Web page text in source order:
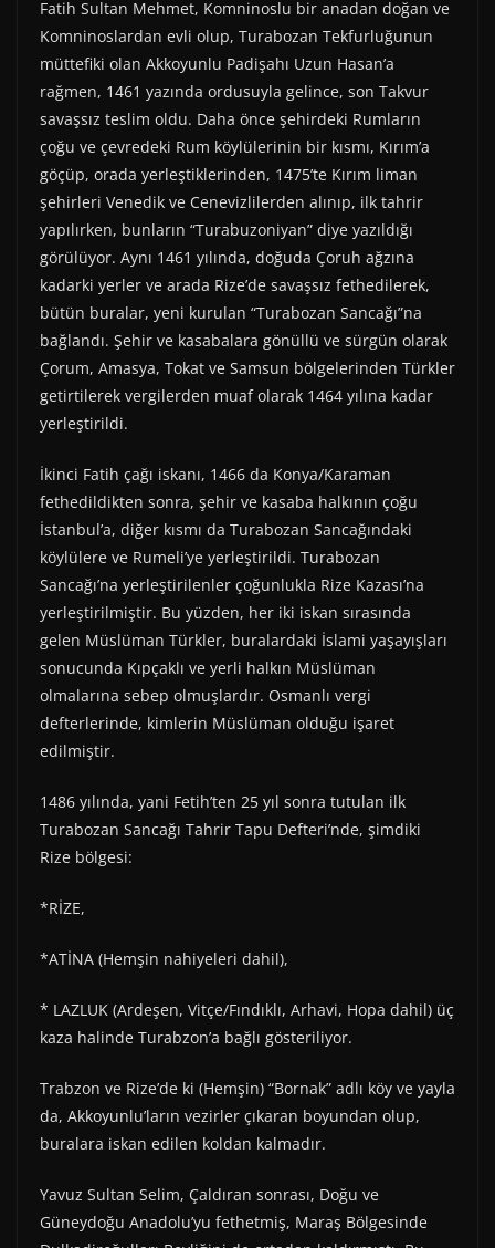
Fatih Sultan Mehmet, Komninoslu bir anadan doğan ve
Komninoslardan evli olup, Turabozan Tekfurluğunun
müttefiki olan Akkoyunlu Padişahı Uzun Hasan’a
rağmen, 1461 yazında ordusuyla gelince, son Takvur
savaşsız teslim oldu. Daha önce şehirdeki Rumların
çoğu ve çevredeki Rum köylülerinin bir kısmı, Kırım’a
göçüp, orada yerleştiklerinden, 1475’te Kırım liman
şehirleri Venedik ve Cenevizlilerden alınıp, ilk tahrir
yapılırken, bunların “Turabuzoniyan” diye yazıldığı
görülüyor. Aynı 1461 yılında, doğuda Çoruh ağzına
kadarki yerler ve arada Rize’de savaşsız fethedilerek,
bütün buralar, yeni kurulan “Turabozan Sancağı”na
bağlandı. Şehir ve kasabalara gönüllü ve sürgün olarak
Çorum, Amasya, Tokat ve Samsun bölgelerinden Türkler
getirtilerek vergilerden muaf olarak 1464 yılına kadar
yerleştirildi.
İkinci Fatih çağı iskanı, 1466 da Konya/Karaman
fethedildikten sonra, şehir ve kasaba halkının çoğu
İstanbul’a, diğer kısmı da Turabozan Sancağındaki
köylülere ve Rumeli’ye yerleştirildi. Turabozan
Sancağı’na yerleştirilenler çoğunlukla Rize Kazası’na
yerleştirilmiştir. Bu yüzden, her iki iskan sırasında
gelen Müslüman Türkler, buralardaki İslami yaşayışları
sonucunda Kıpçaklı ve yerli halkın Müslüman
olmalarına sebep olmuşlardır. Osmanlı vergi
defterlerinde, kimlerin Müslüman olduğu işaret
edilmiştir.
1486 yılında, yani Fetih’ten 25 yıl sonra tutulan ilk
Turabozan Sancağı Tahrir Tapu Defteri’nde, şimdiki
Rize bölgesi:
*RİZE,
*ATİNA (Hemşin nahiyeleri dahil),
* LAZLUK (Ardeşen, Vitçe/Fındıklı, Arhavi, Hopa dahil) üç
kaza halinde Turabzon’a bağlı gösteriliyor.
Trabzon ve Rize’de ki (Hemşin) “Bornak” adlı köy ve yayla
da, Akkoyunlu’ların vezirler çıkaran boyundan olup,
buralara iskan edilen koldan kalmadır.
Yavuz Sultan Selim, Çaldıran sonrası, Doğu ve
Güneydoğu Anadolu’yu fethetmiş, Maraş Bölgesinde